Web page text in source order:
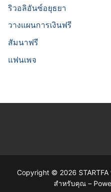
ริวอลิอันซ์อยุธยา
วางแผนการเงินฟรี
สัมนาฟรี
แฟนเพจ
Copyright © 2026
สำหรับคุณ –